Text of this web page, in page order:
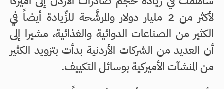
لأكثر من 2 مليار دولار والمرشَّحة للزِّيادة أيضاً في
الكثير من الصناعات الدوائية والغذائية، مشيرا إلى
أن العديد من الشركات الأردنية بدأت بتزويد الكثير
من المنشآت الأميركية بوسائل التكييف.